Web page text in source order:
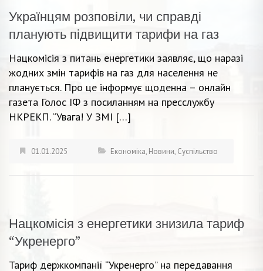
Українцям розповіли, чи справді
планують підвищити тарифи на газ
Нацкомісія з питань енергетики заявляє, що наразі
жодних змін тарифів на газ для населення не
планується. Про це інформує щоденна – онлайн
газета Голос ІФ з посиланням на пресслужбу
НКРЕКП. “Увага! У ЗМІ […]
01.01.2025 Економіка, Новини, Суспільство
Нацкомісія з енергетики знизила тариф
“Укренерго”
Тариф держкомпанії “Укренерго” на передавання